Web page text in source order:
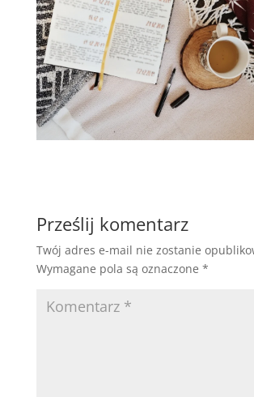
Prześlij komentarz
Twój adres e-mail nie zostanie
Wymagane pola są oznaczone *